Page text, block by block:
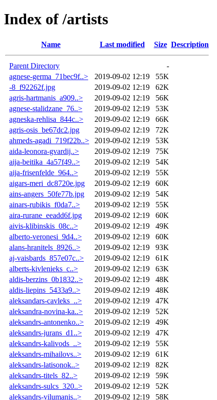
Index of /artists
Name Last modified Size Description
Parent Directory
-
agnese-germa_71bec9f..>
2019-09-02 12:19
55K
-8_f92262f.jpg
2019-09-02 12:19
62K
agris-hartmanis_a909..>
2019-09-02 12:19
56K
agnese-stalidzane_76..>
2019-09-02 12:19
53K
agneska-rehlisa_844c..>
2019-09-02 12:19
66K
agris-osis_be67dc2.jpg
2019-09-02 12:19
72K
ahmeds-agadi_719f22b..>
2019-09-02 12:19
53K
aida-leonora-gvardij..>
2019-09-02 12:19
75K
aija-beitika_4a57f49..>
2019-09-02 12:19
54K
aija-frisenfelde_964..>
2019-09-02 12:19
55K
aigars-meri_dc8720e.jpg
2019-09-02 12:19
60K
ains-angers_50fe77b.jpg
2019-09-02 12:19
54K
ainars-rubikis_f0da7..>
2019-09-02 12:19
55K
aira-rurane_eeadd6f.jpg
2019-09-02 12:19
60K
aivis-klibinskis_08c..>
2019-09-02 12:19
49K
alberto-veronesi_9d4..>
2019-09-02 12:19
60K
alans-hranitels_8926..>
2019-09-02 12:19
93K
aj-vaisbards_857e07c..>
2019-09-02 12:19
61K
alberts-kivlenieks_c..>
2019-09-02 12:19
63K
aldis-berzins_0b1832..>
2019-09-02 12:19
48K
aldis-liepins_5433a9..>
2019-09-02 12:19
48K
aleksandars-cavleks_..>
2019-09-02 12:19
47K
aleksandra-novina-ka..>
2019-09-02 12:19
52K
aleksandrs-antonenko..>
2019-09-02 12:19
49K
aleksandrs-jurans_d1..>
2019-09-02 12:19
47K
aleksandrs-kalivods_..>
2019-09-02 12:19
55K
aleksandrs-mihailovs..>
2019-09-02 12:19
61K
aleksandrs-latisonok..>
2019-09-02 12:19
82K
aleksandrs-titels_82..>
2019-09-02 12:19
59K
aleksandrs-sulcs_320..>
2019-09-02 12:19
52K
aleksandrs-vilumanis..>
2019-09-02 12:19
58K